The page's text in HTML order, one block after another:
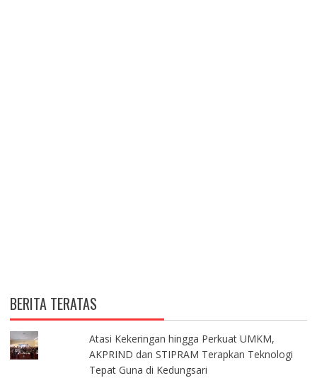
BERITA TERATAS
Atasi Kekeringan hingga Perkuat UMKM,
AKPRIND dan STIPRAM Terapkan Teknologi
Tepat Guna di Kedungsari